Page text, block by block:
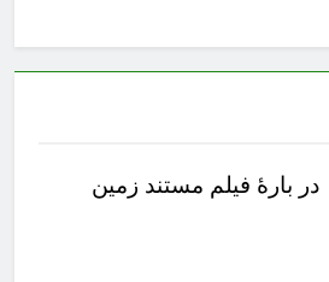
در بارۀ فیلم مستند زمین